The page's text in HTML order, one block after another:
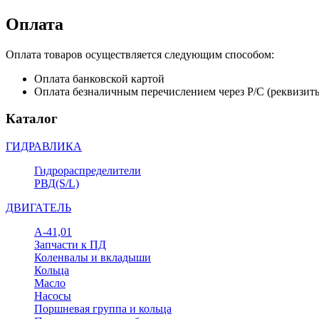
Оплата
Оплата товаров осуществляется следующим способом:
Оплата банковской картой
Оплата безналичным перечислением через Р/С
Каталог
ГИДРАВЛИКА
Гидрораспределители
РВД(S/L)
ДВИГАТЕЛЬ
А-41,01
Запчасти к ПД
Коленвалы и вкладыши
Кольца
Масло
Насосы
Поршневая группа и кольца